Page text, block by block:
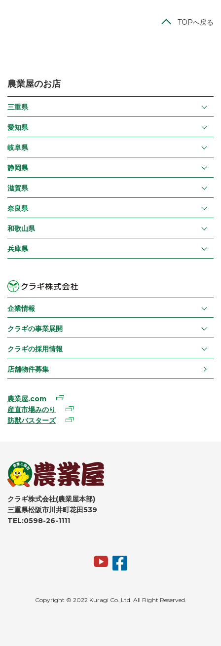
TOPへ戻る
農業屋のお店
三重県
愛知県
岐阜県
静岡県
滋賀県
奈良県
和歌山県
兵庫県
企業情報
クラギの事業展開
クラギの採用情報
店舗物件募集
農業屋.com
産直市場みのり
防獣バスターズ
クラギ株式会社(農業屋本部)
三重県松阪市川井町花田539
TEL:0598-26-1111
Copyright © 2022 Kuragi Co.,Ltd. All Right Reserved.